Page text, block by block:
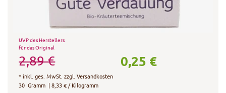
UVP des Herstellers
für das Original
2,89 € 0,25 €
*inkl. ges. MwSt. zzgl.Versandkosten
30 Gramm | 8,33 € / Kilogramm